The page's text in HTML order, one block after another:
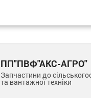
ПП"ПВФ"АКС-АГРО"
Запчастини до
та вантажної техніки